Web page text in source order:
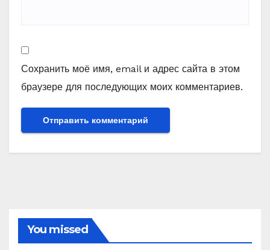
Сохранить моё имя, email и адрес сайта в этом
браузере для последующих моих комментариев.
You missed